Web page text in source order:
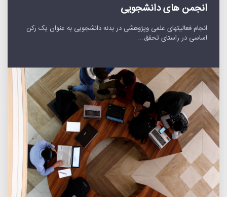
انجمن های دانشجویی
انجام فعالیتهای علمی وپژوهشی در بدنه دانشجویی به عنوان یک رکن
اساسی در راستای تحقق...